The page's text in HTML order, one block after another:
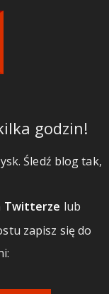
godzin!
Śledź blog tak,
Twitterze lub
zapisz się do